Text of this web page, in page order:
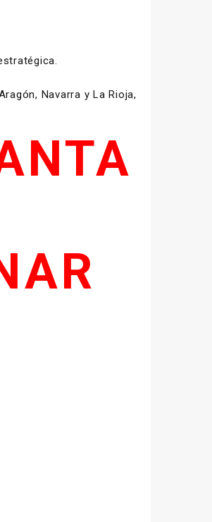
Navarra y La Rioja,